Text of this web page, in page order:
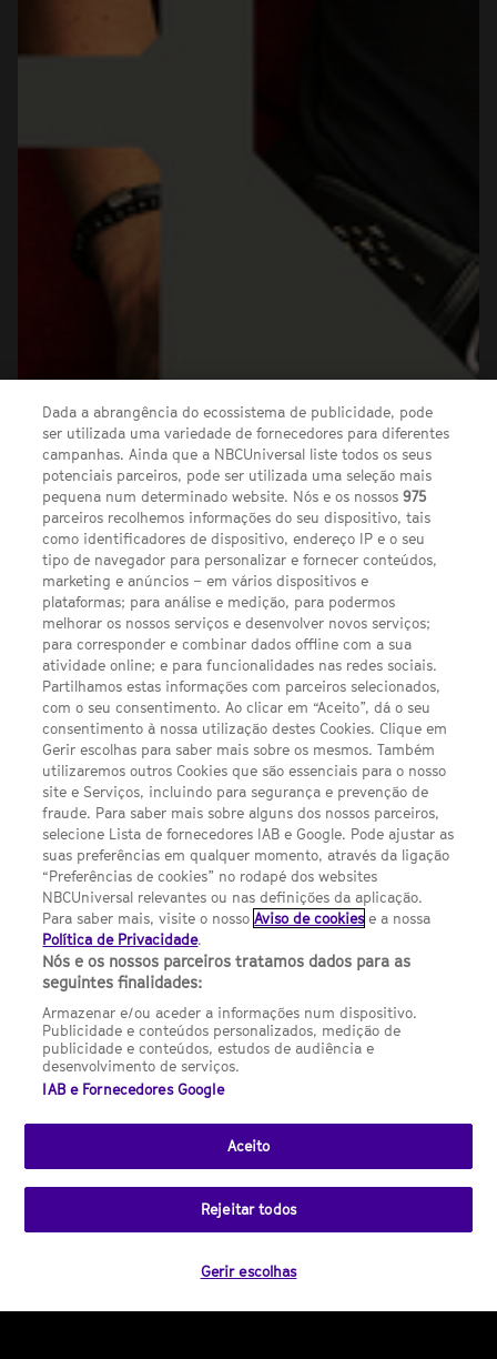
13 Share on Twitter
VIEW GALLERY
Share
on
Twitter
Share
on
Facebook
Share
on
Google
plus
Ver
comentários
A nova temporada de'Midnight, Texas'conta com
um hotel assombrado, novas personagens e
novos mistérios!
Ansiosos? Para já, espreitem as primeiras
imagens da temporada 2, que podem ver
todas as quartas-feiras, no teu SYFY,
Midnight Texas
Fotos Estreia Temporada 2
Dada a abrangência do ecossistema de publicidade, pode
ser utilizada uma variedade de fornecedores para diferentes
campanhas. Ainda que a NBCUniversal liste todos os seus
potenciais parceiros, pode ser utilizada uma seleção mais
pequena num determinado website. Nós e os nossos975
parceiros recolhemos informações do seu dispositivo, tais
como identificadores de dispositivo, endereço IP e o seu
tipo de navegador para personalizar e fornecer conteúdos,
marketing e anúncios – em vários dispositivos e
plataformas; para análise e medição, para podermos
melhorar os nossos serviços e desenvolver novos serviços;
para corresponder e combinar dados offline com a sua
atividade online; e para funcionalidades nas redes sociais.
Partilhamos estas informações com parceiros selecionados,
com o seu consentimento. Ao clicar em “Aceito”, dá o seu
consentimento à nossa utilização destes Cookies. Clique em
Gerir escolhas para saber mais sobre os mesmos. Também
utilizaremos outros Cookies que são essenciais para o nosso
site e Serviços, incluindo para segurança e prevenção de
fraude. Para saber mais sobre alguns dos nossos parceiros,
selecione Lista de fornecedores IAB e Google. Pode ajustar as
suas preferências em qualquer momento, através da ligação
“Preferências de cookies” no rodapé dos websites
NBCUniversal relevantes ou nas definições da aplicação.
Para saber mais, visite o nossoAviso de cookies e a nossa
Política de Privacidade.
Nós e os nossos parceiros tratamos dados para as
seguintes finalidades:
Armazenar e/ou aceder a informações num dispositivo.
Publicidade e conteúdos personalizados, medição de
publicidade e conteúdos, estudos de audiência e
desenvolvimento de serviços.
IAB e Fornecedores Google
Aceito
Rejeitar todos
Gerir escolhas